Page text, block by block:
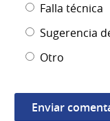
Falla técnica
Sugerencia
Otro